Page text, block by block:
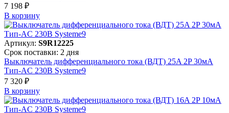
7 198 ₽
В корзинy
Артикул: S9R12225
Срок поставки: 2 дня
Выключатель дифференциального тока (ВДТ) 25A 2P 30мА
Тип-AC 230В Systeme9
7 320 ₽
В корзинy